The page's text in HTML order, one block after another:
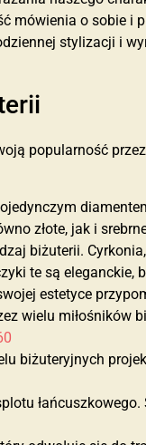
mówienia o sobie i
stylizacji i
popularność
złote, jak i
biżuterii.
te są eleganckie,
estetyce
wielu miłośników
biżuteryjnych
łańcuszkowego.